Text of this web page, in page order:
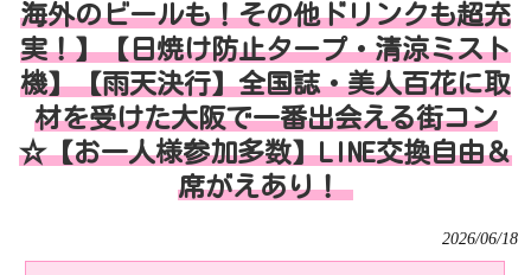
海外のビールも！その他ドリンクも超充
実！】【日焼け防止タープ・清涼ミスト
機】【雨天決行】全国誌・美人百花に取
材を受けた大阪で一番出会える街コン
☆【お一人様参加多数】LINE交換自由＆
席がえあり！
2026/06/18